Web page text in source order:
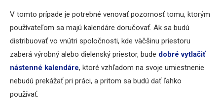
V tomto prípade je potrebné venovať pozornosť tomu, ktorým
používateľom sa majú kalendáre doručovať. Ak sa budú
distribuovať vo vnútri spoločnosti, kde väčšinu priestoru
zaberá výrobný alebo dielenský priestor, bude dobré vytlačiť
nástenné kalendáre, ktoré vzhľadom na svoje umiestnenie
nebudú prekážať pri práci, a pritom sa budú dať ľahko
používať.